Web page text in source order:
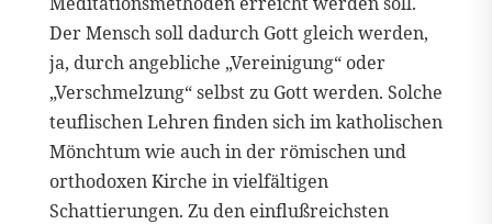
Der Mensch soll dadurch Gott gleich werden,
ja, durch angebliche „Vereinigung“ oder
„Verschmelzung“ selbst zu Gott werden. Solche
teuflischen Lehren finden sich im katholischen
Mönchtum wie auch in der römischen und
orthodoxen Kirche in vielfältigen
Schattierungen. Zu den einflußreichsten